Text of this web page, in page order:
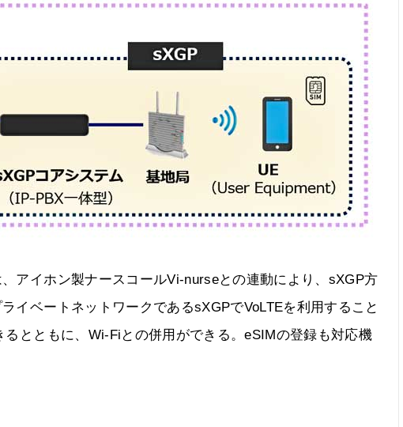
アイホン製ナースコールVi-nurseとの連動により、sXGP方
イベートネットワークであるsXGPでVoLTEを利用すること
とともに、Wi-Fiとの併用ができる。eSIMの登録も対応機